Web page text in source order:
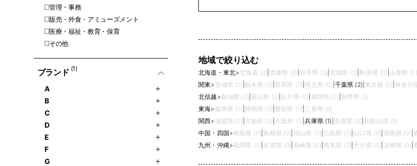
管理・事務
販売・外食・アミューズメント
医療・福祉・教育・保育
その他
ブランド (1)
A
B
C
D
E
F
G
地域で絞り込む
北海道・東北>北海道 (0) 青森県 (0) 岩手県 (0) |宮城県 (0) |秋田県 (0) 山形県 (0)
関東> 茨城県 (0) 栃木県 (0) 群馬県 (0) |埼玉県 (0) 千葉県 (2) 東京都 (0) |神奈川
北信越 >新潟県 (0) |富山県 (0) 石川県 (0) 福井県 (0) 長野県 (0)
東海>岐阜県 (0) 静岡県 (0) |愛知県 (0) 三重県 (0)
関西>滋賀県 (0) 京都府 (0) 大阪府 (0) |兵庫県 (1) 奈良県 (0) |和歌山県 (0)
中国・四国>鳥取県 (0) |島根県 (0) 岡山県 (0) 広島県 (0) 山口県 (0) 徳島県 (0)
九州・沖縄>福岡県 (0) |佐賀県 (0) 長崎県 (0) 熊本県 (0) 大分県 (0) 宮崎県 (0)